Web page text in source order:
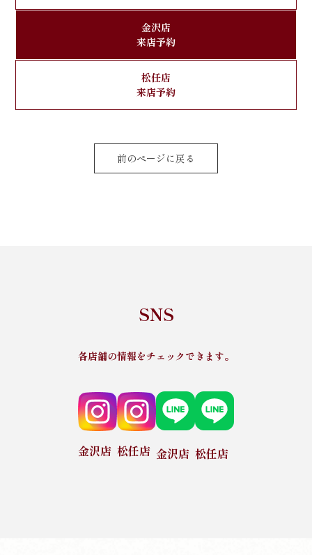
金沢店
来店予約
松任店
来店予約
前のページに戻る
SNS
各店舗の情報をチェックできます。
金沢店 松任店 金沢店 松任店